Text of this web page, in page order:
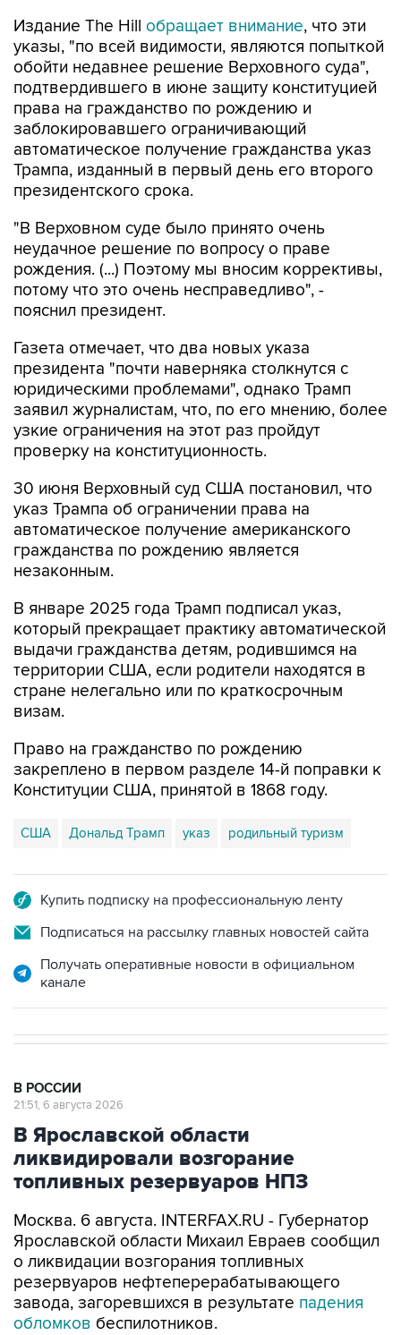
Издание The Hill обращает внимание, что эти
указы, "по всей видимости, являются попыткой
обойти недавнее решение Верховного суда",
подтвердившего в июне защиту конституцией
права на гражданство по рождению и
заблокировавшего ограничивающий
автоматическое получение гражданства указ
Трампа, изданный в первый день его второго
президентского срока.
"В Верховном суде было принято очень
неудачное решение по вопросу о праве
рождения. (...) Поэтому мы вносим коррективы,
потому что это очень несправедливо", -
пояснил президент.
Газета отмечает, что два новых указа
президента "почти наверняка столкнутся с
юридическими проблемами", однако Трамп
заявил журналистам, что, по его мнению, более
узкие ограничения на этот раз пройдут
проверку на конституционность.
30 июня Верховный суд США постановил, что
указ Трампа об ограничении права на
автоматическое получение американского
гражданства по рождению является
незаконным.
В январе 2025 года Трамп подписал указ,
который прекращает практику автоматической
выдачи гражданства детям, родившимся на
территории США, если родители находятся в
стране нелегально или по краткосрочным
визам.
Право на гражданство по рождению
закреплено в первом разделе 14-й поправки к
Конституции США, принятой в 1868 году.
США Дональд Трамп указ родильный туризм
Купить подписку на профессиональную ленту
Подписаться на рассылку главных новостей сайта
Получать оперативные новости в официальном
канале
В РОССИИ
21:51, 6 августа 2026
В Ярославской области
ликвидировали возгорание
топливных резервуаров НПЗ
Москва. 6 августа. INTERFAX.RU - Губернатор
Ярославской области Михаил Евраев сообщил
о ликвидации возгорания топливных
резервуаров нефтеперерабатывающего
завода, загоревшихся в результате падения
обломков беспилотников.